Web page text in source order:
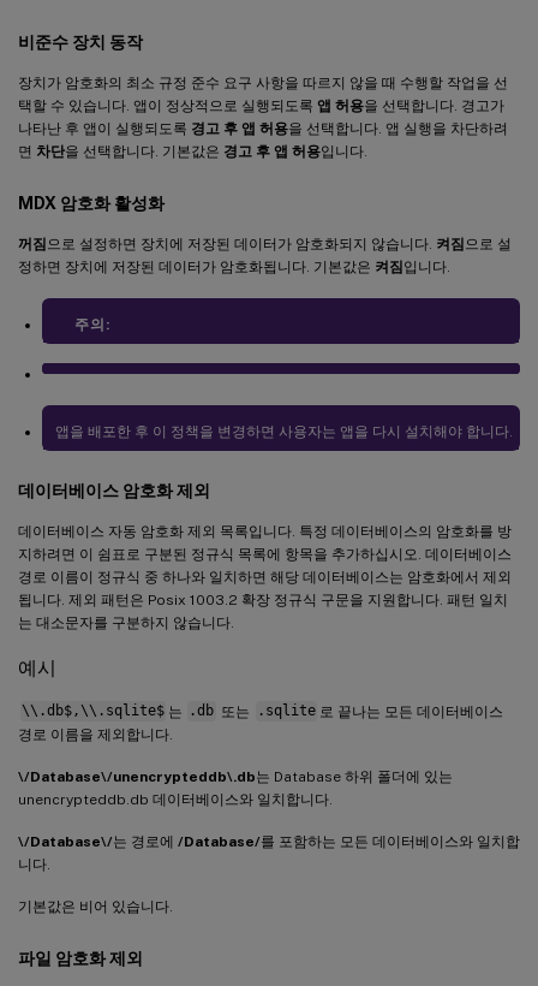
비준수 장치 동작
장치가 암호화의 최소 규정 준수 요구 사항을 따르지 않을 때 수행할 작업을 선
택할 수 있습니다. 앱이 정상적으로 실행되도록 앱 허용을 선택합니다. 경고가
나타난 후 앱이 실행되도록 경고 후 앱 허용을 선택합니다. 앱 실행을 차단하려
면 차단을 선택합니다. 기본값은 경고 후 앱 허용입니다.
MDX 암호화 활성화
꺼짐 으로 설정하면 장치에 저장된 데이터가 암호화되지 않습니다. 켜짐 으로 설
정하면 장치에 저장된 데이터가 암호화됩니다. 기본값은 켜짐입니다.
주의:
앱을 배포한 후 이 정책을 변경하면 사용자는 앱을 다시 설치해야 합니다.
데이터베이스 암호화 제외
데이터베이스 자동 암호화 제외 목록입니다. 특정 데이터베이스의 암호화를 방
지하려면 이 쉼표로 구분된 정규식 목록에 항목을 추가하십시오. 데이터베이스
경로 이름이 정규식 중 하나와 일치하면 해당 데이터베이스는 암호화에서 제외
됩니다. 제외 패턴은 Posix 1003.2 확장 정규식 구문을 지원합니다. 패턴 일치
는 대소문자를 구분하지 않습니다.
예시
\\.db$,\\.sqlite$ 는 .db 또는 .sqlite 로 끝나는 모든 데이터베이스
경로 이름을 제외합니다.
\/Database\/unencrypteddb\.db는 Database 하위 폴더에 있는
unencrypteddb.db 데이터베이스와 일치합니다.
\/Database\/는 경로에 /Database/를 포함하는 모든 데이터베이스와 일치합
니다.
기본값은 비어 있습니다.
파일 암호화 제외